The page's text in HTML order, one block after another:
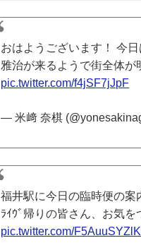
おはようございます！ 今
雅治が来るようで街全体
pic.twitter.com/f4jSF7jJpF
— 米﨑 奈棋
福井駅に今日の臨時便の案
ﾗｲｳﾞ帰りの皆さん、お気
pic.twitter.com/F5AuuSYZlK